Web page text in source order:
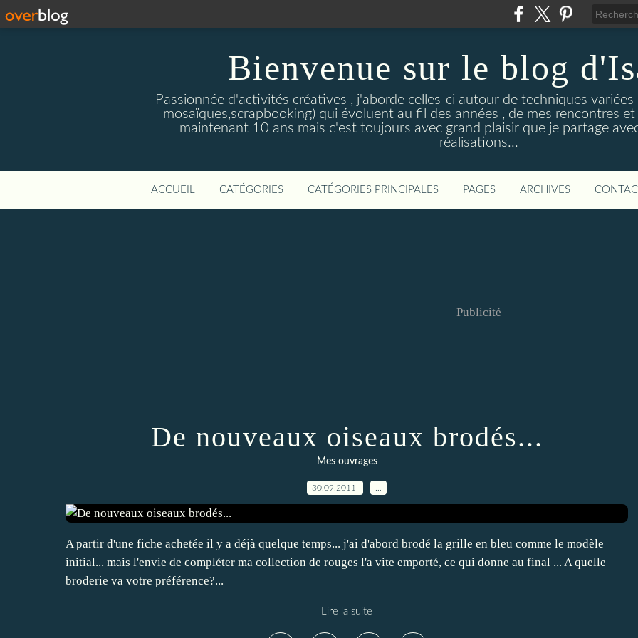
Bienvenue sur le blog
Passionnée d'activités créatives , j'aborde celles-ci autour de techniques
mosaïques,scrapbooking) qui évoluent au fil des années , de mes rencontres
maintenant 10 ans mais c'est toujours avec grand plaisir que je partage
réalisations...
ACCUEIL CATÉGORIES CATÉGORIES PRINCIPALES PAGES ARCHIVES
Publicité
De nouveaux oiseaux brodés...
Mes ouvrages
30.09.2011
A partir d'une fiche achetée il y a déjà quelque temps... j'ai d'abord brodé la grille en bleu comme le modèle
initial... mais l'envie de compléter ma collection de rouges l'a vite emporté, ce qui donne au final ... A quelle
broderie va votre préférence?...
Lire la suite